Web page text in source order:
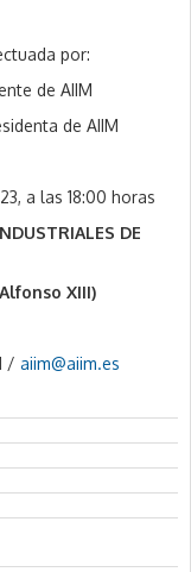
por:
de AIIM
de AIIM
a las 18:00 horas
DE
XIII)
/ aiim@aiim.es